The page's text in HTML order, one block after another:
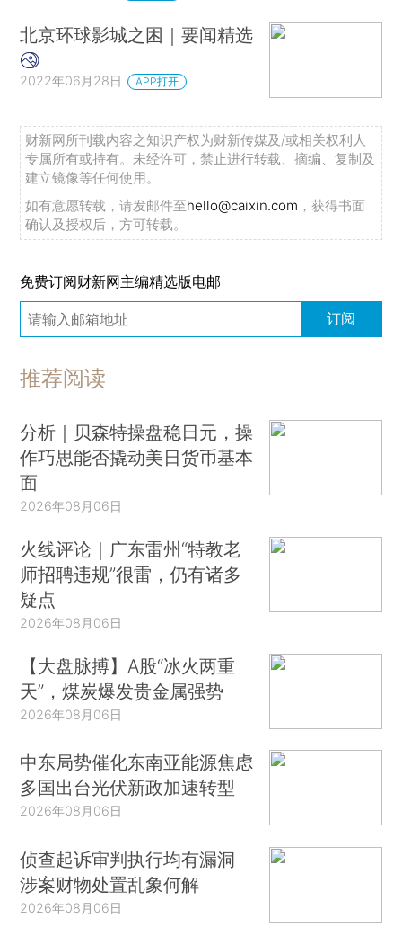
北京环球影城之困｜要闻精选
2022年06月28日 APP打开
财新网所刊载内容之知识产权为财新传媒及/或相关权利人
专属所有或持有。未经许可，禁止进行转载、摘编、复制及
建立镜像等任何使用。
如有意愿转载，请发邮件至hello@caixin.com ，获得书面
确认及授权后，方可转载。
免费订阅财新网主编精选版电邮
订阅
推荐阅读
分析｜贝森特操盘稳日元，操
作巧思能否撬动美日货币基本
面
2026年08月06日
火线评论｜广东雷州“特教老
师招聘违规”很雷，仍有诸多
疑点
2026年08月06日
【大盘脉搏】A股“冰火两重
天”，煤炭爆发贵金属强势
2026年08月06日
中东局势催化东南亚能源焦虑
多国出台光伏新政加速转型
2026年08月06日
侦查起诉审判执行均有漏洞
涉案财物处置乱象何解
2026年08月06日